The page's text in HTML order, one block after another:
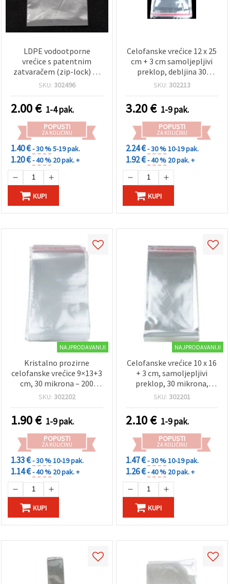
LDPE vodootporne
vrećice s patentnim
zatvaračem (zip-lock) 12
x 8 cm, debljina 0,05 mm –
SKU: 302496
2.00€ 1-4 pak.
POPUSTI
ZA KOLIČINU
1.40 €- 30 %5-19 pak.
1.20 €- 40 % 20 pak. +
KUPI
Celofanske vrećice 12 x 25
cm + 3 cm samoljepljivi
preklop, debljina 30
mikrona - pakiranje od
SKU: 302213
3.20€ 1-9 pak.
POPUSTI
ZA KOLIČINU
2.24 €- 30 %10-19 pak.
1.92 €- 40 % 20 pak. +
KUPI
NAJPRODAVANIJI
Kristalno prozirne
celofanske vrećice 9×13+3
cm, 30 mikrona – 200
kom, s sigurnim
zatvaranjem
SKU: 302202
1.90€ 1-9 pak.
POPUSTI
ZA KOLIČINU
1.33 €- 30 %10-19 pak.
1.14 €- 40 % 20 pak. +
KUPI
NAJPRODAVANIJI
Celofanske vrećice 10 x 16
+ 3 cm, samoljepljivi
preklop, 30 mikrona,
pakiranje 200 kom
SKU: 302201
2.10€ 1-9 pak.
POPUSTI
ZA KOLIČINU
1.47 €- 30 %10-19 pak.
1.26 €- 40 % 20 pak. +
KUPI